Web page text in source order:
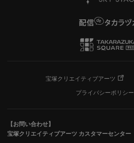
宝塚クリエイティブアーツ
プライバシーポリシー
【お問い合わせ】
宝塚クリエイティブアーツ カスタマーセンター